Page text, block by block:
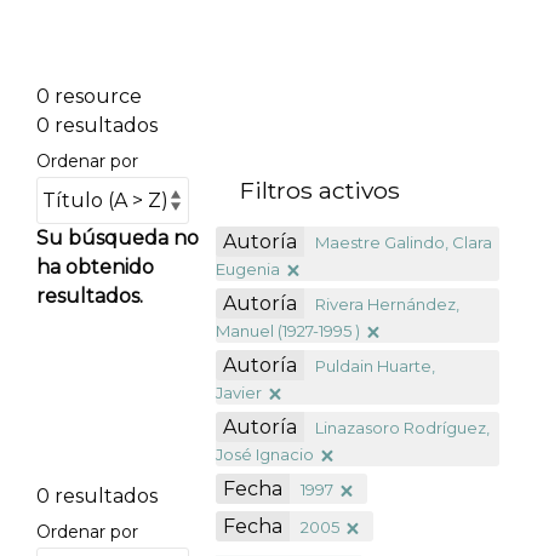
0 resource
0 resultados
Ordenar por
Su búsqueda no
ha obtenido
resultados.
0 resultados
Ordenar por
Filtros activos
Autoría
Maestre Galindo, Clara
Eugenia
Autoría
Rivera Hernández,
Manuel (1927-1995 )
Autoría
Puldain Huarte,
Javier
Autoría
Linazasoro Rodríguez,
José Ignacio
Fecha 1997
Fecha 2005